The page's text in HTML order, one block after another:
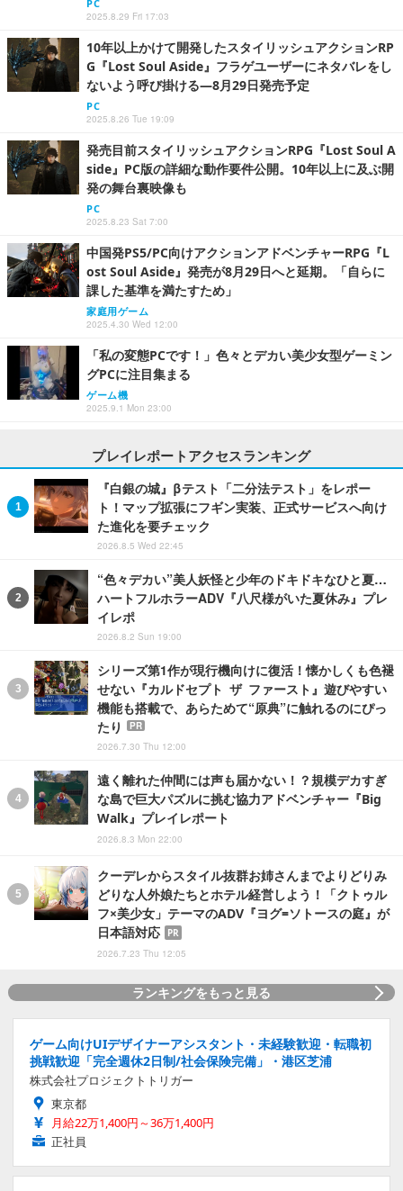
PC
2025.8.29 Fri 17:03
10年以上かけて開発したスタイリッシュアクションRP
G『Lost Soul Aside』フラゲユーザーにネタバレをし
ないよう呼び掛ける―8月29日発売予定
PC
2025.8.26 Tue 19:09
発売目前スタイリッシュアクションRPG『Lost Soul A
side』PC版の詳細な動作要件公開。10年以上に及ぶ開
発の舞台裏映像も
PC
2025.8.23 Sat 7:00
中国発PS5/PC向けアクションアドベンチャーRPG『L
ost Soul Aside』発売が8月29日へと延期。「自らに
課した基準を満たすため」
家庭用ゲーム
2025.4.30 Wed 12:00
「私の変態PCです！」色々とデカい美少女型ゲーミン
グPCに注目集まる
ゲーム機
2025.9.1 Mon 23:00
プレイレポートアクセスランキング
『白銀の城』βテスト「二分法テスト」をレポー
ト！マップ拡張にフギン実装、正式サービスへ向け
た進化を要チェック
2026.8.5 Wed 22:45
“色々デカい”美人妖怪と少年のドキドキなひと夏…
ハートフルホラーADV『八尺様がいた夏休み』プレ
イレポ
2026.8.2 Sun 19:00
シリーズ第1作が現行機向けに復活！懐かしくも色褪
せない『カルドセプト ザ ファースト』遊びやすい
機能も搭載で、あらためて“原典”に触れるのにぴっ
たり
PR
2026.7.30 Thu 12:00
遠く離れた仲間には声も届かない！？規模デカすぎ
な島で巨大パズルに挑む協力アドベンチャー『Big
Walk』プレイレポート
2026.8.3 Mon 22:00
クーデレからスタイル抜群お姉さんまでよりどりみ
どりな人外娘たちとホテル経営しよう！「クトゥル
フ×美少女」テーマのADV『ヨグ=ソトースの庭』が
日本語対応
PR
2026.7.23 Thu 12:05
ランキングをもっと見る
ゲーム向けUIデザイナーアシスタント・未経験歓迎・転職初
挑戦歓迎「完全週休2日制/社会保険完備」・港区芝浦
株式会社プロジェクトトリガー
東京都
月給22万1,400円～36万1,400円
正社員